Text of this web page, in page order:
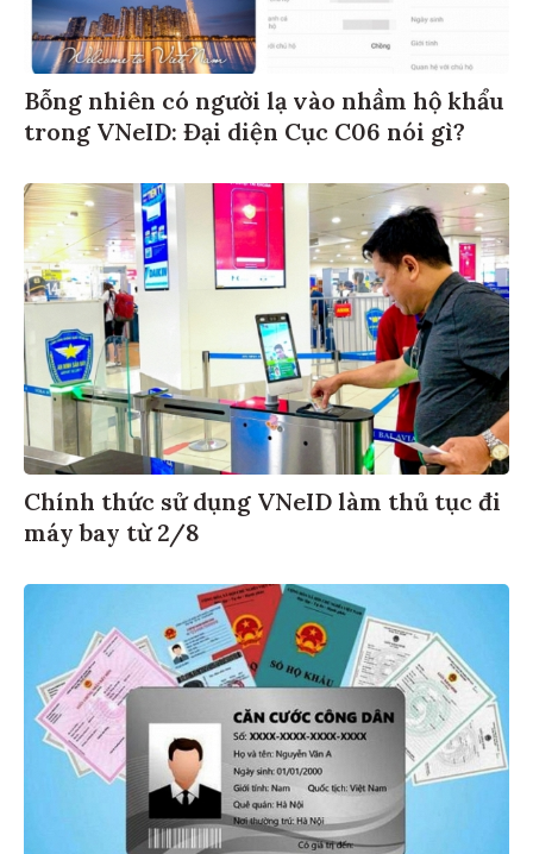
Bỗng nhiên có người lạ vào nhầm hộ khẩu
trong VNeID: Đại diện Cục C06 nói gì?
Chính thức sử dụng VNeID làm thủ tục đi
máy bay từ 2/8